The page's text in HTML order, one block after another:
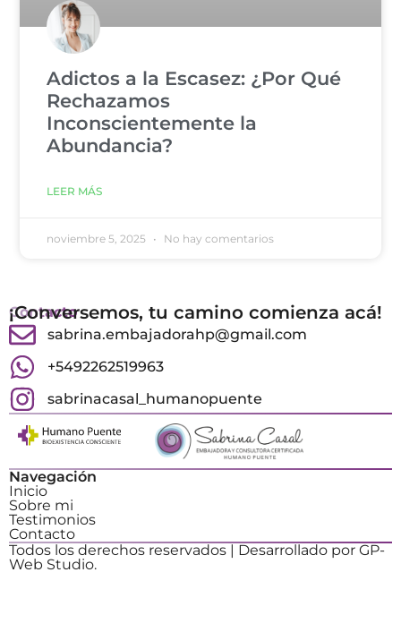
Adictos a la Escasez: ¿Por Qué
Rechazamos
Inconscientemente la
Abundancia?
LEER MÁS
noviembre 5, 2025 No hay comentarios
Contacto
¡Conversemos, tu camino comienza acá!
sabrina.embajadorahp@gmail.com
+5492262519963
sabrinacasal_humanopuente
Navegación
Inicio
Sobre mi
Testimonios
Contacto
Todos los derechos reservados | Desarrollado por GP-
Web Studio.